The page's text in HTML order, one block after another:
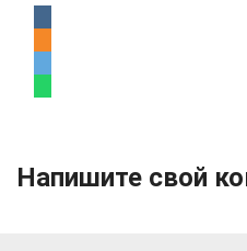
Напишите свой